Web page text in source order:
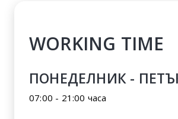
WORKING TIME
ПОНЕДЕЛНИК -
07:00 - 21:00 часа